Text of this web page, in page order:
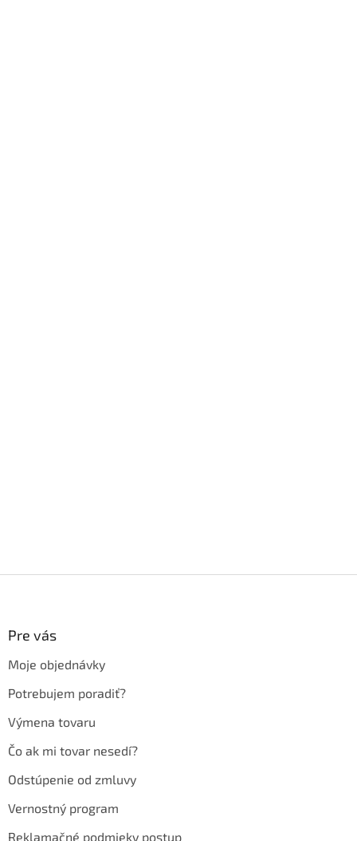
Pre vás
Moje objednávky
Potrebujem poradiť?
Výmena tovaru
Čo ak mi tovar nesedí?
Odstúpenie od zmluvy
Vernostný program
Reklamačné podmieky postup